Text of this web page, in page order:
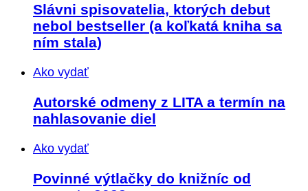
Slávni spisovatelia, ktorých debut
nebol bestseller (a koľkatá kniha sa
ním stala)
Ako vydať
Autorské odmeny z LITA a termín na
nahlasovanie diel
Ako vydať
Povinné výtlačky do knižníc od